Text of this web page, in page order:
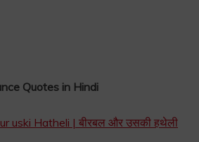
Quotes in Hindi
uski Hatheli | बीरबल और उसकी हथेली